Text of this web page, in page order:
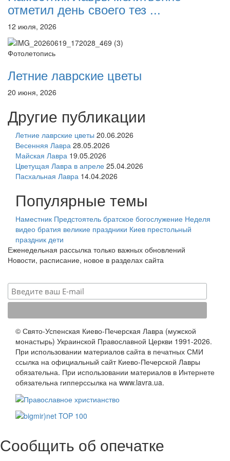
отметил день своего тез ...
12 июля, 2026
Фотолетопись
Летние лаврские цветы
20 июня, 2026
Другие публикации
Летние лаврские цветы 20.06.2026
Весенняя Лавра 28.05.2026
Майская Лавра 19.05.2026
Цветущая Лавра в апреле 25.04.2026
Пасхальная Лавра 14.04.2026
Популярные темы
Наместник Предстоятель братское богослужение Неделя
видео братия великие праздники Киев престольный
праздник дети
Еженедельная рассылка только важных обновлений
Новости, расписание, новое в разделах сайта
© Свято-Успенская Киево-Печерская Лавра (мужской
монастырь) Украинской Православной Церкви 1991-2026.
При использовании материалов сайта в печатных СМИ
ссылка на официальный сайт Киево-Печерской Лавры
обязательна. При использовании материалов в Интернете
обязательна гипперссылка на www.lavra.ua.
Сообщить об опечатке